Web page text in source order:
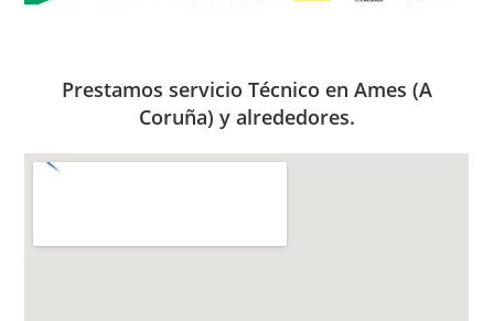
Prestamos servicio Técnico en Ames (A
Coruña) y alrededores.